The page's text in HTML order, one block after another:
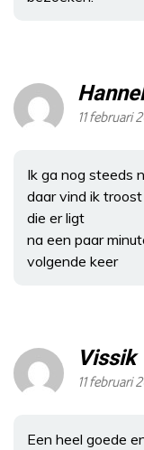
11 februari
Ik ga nog steeds
daar vind ik
die er ligt
na een paar
volgende keer
Vissik
11 februari
Een heel goede